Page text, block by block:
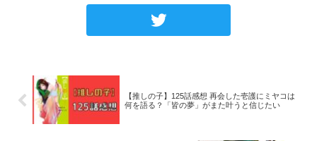
【推しの子】125話感想 再会した壱護にミヤコは
何を語る？「皆の夢」がまた叶うと信じたい